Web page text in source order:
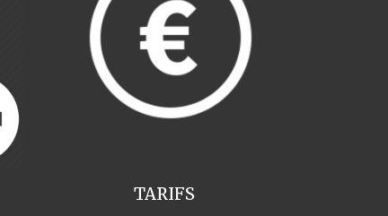
TARIFS